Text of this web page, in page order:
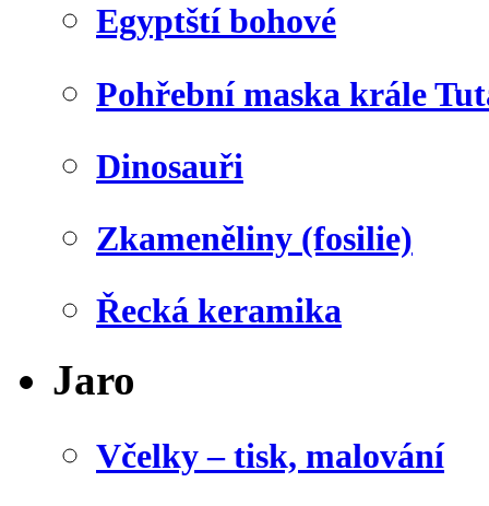
Egyptští bohové
Pohřební maska krále
Dinosauři
Zkameněliny (fosilie)
Řecká keramika
Jaro
Včelky – tisk, malování